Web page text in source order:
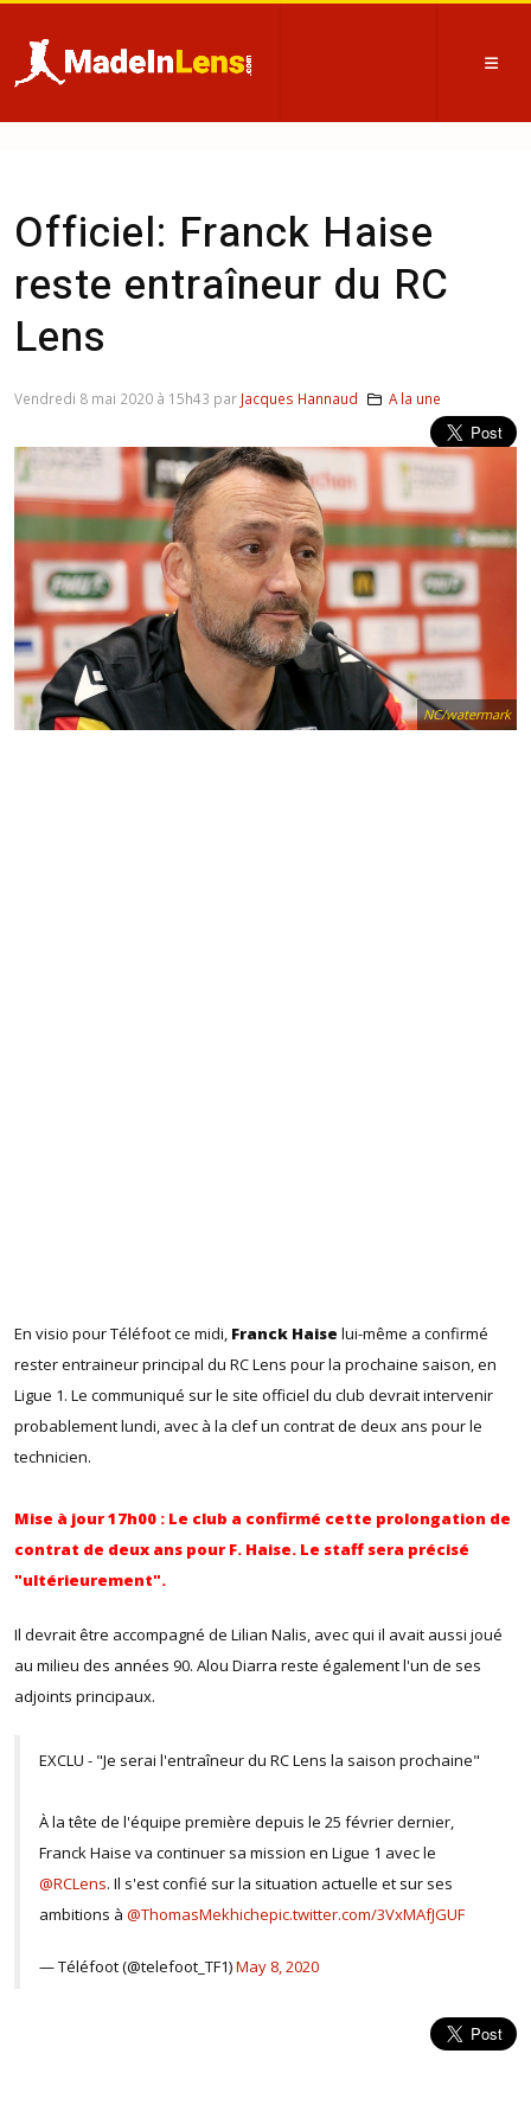
Officiel: Franck Haise
reste entraîneur du RC
Lens
NC/watermark
En visio pour Téléfoot ce midi, Franck Haise lui-même a confirmé
rester entraineur principal du RC Lens pour la prochaine saison, en
Ligue 1. Le communiqué sur le site officiel du club devrait intervenir
probablement lundi, avec à la clef un contrat de deux ans pour le
technicien.
Mise à jour 17h00 : Le club a confirmé cette prolongation de
contrat de deux ans pour F. Haise. Le staff sera précisé
"ultérieurement".
Il devrait être accompagné de Lilian Nalis, avec qui il avait aussi joué
au milieu des années 90. Alou Diarra reste également l'un de ses
adjoints principaux.
EXCLU - "Je serai l'entraîneur du RC Lens la saison prochaine"
À la tête de l'équipe première depuis le 25 février dernier,
Franck Haise va continuer sa mission en Ligue 1 avec le
@RCLens. Il s'est confié sur la situation actuelle et sur ses
ambitions à @ThomasMekhichepic.twitter.com/3VxMAfJGUF
— Téléfoot (@telefoot_TF1)May 8, 2020
Vendredi 8 mai 2020 à 15h43 par Jacques Hannaud A la une